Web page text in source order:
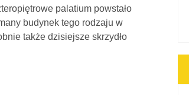
palatium powstało
budynek tego rodzaju w
także dzisiejsze skrzydło